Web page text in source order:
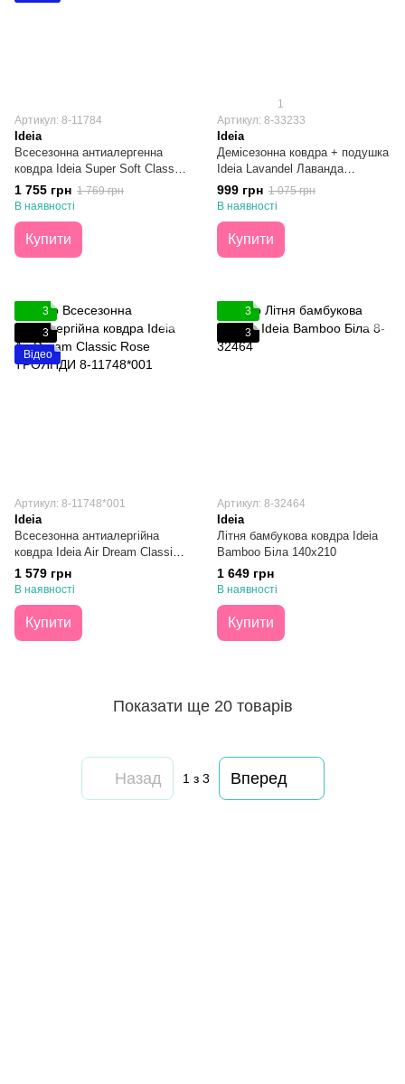
Артикул: 8-11784
Ideia
Всесезонна антиалергенна
ковдра Ideia Super Soft Classic
140х210
1 755 грн 1 769 грн
В наявності
Купити
1
Артикул: 8-33233
Ideia
Демісезонна ковдра + подушка
Ideia Lavandel Лаванда
140х210 + 50х70
999 грн 1 075 грн
В наявності
Купити
3
3
Відео
Артикул: 8-11748*001
Ideia
Всесезонна антиалергійна
ковдра Ideia Air Dream Classic
Rose 155х215
1 579 грн
В наявності
Купити
3
3
Артикул: 8-32464
Ideia
Літня бамбукова ковдра Ideia
Bamboo Біла 140х210
1 649 грн
В наявності
Купити
Показати ще 20 товарів
Назад 1 з 3 Вперед